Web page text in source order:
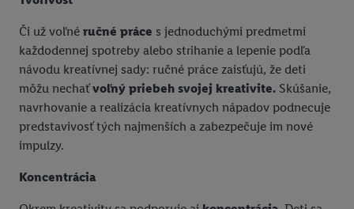
Či už voľné ručné práce s jednoduchými predmetmi
každodennej spotreby alebo strihanie a lepenie podľa
návodu kreatívnej sady: ručné práce zaisťujú, že deti
môžu nechaťvoľný priebeh svojej kreativite. Skúšanie,
navrhovanie a realizácia kreatívnych nápadov podnecuje
predstavivosť tých najmenších a zabezpečuje im nové
impulzy.
Koncentrácia